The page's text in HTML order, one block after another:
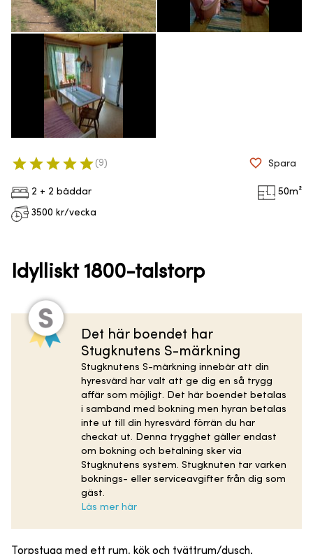
2 + 2 bäddar 50m²
3500 kr/vecka
( 9 ) Spara
Idylliskt 1800-talstorp
Det här boendet har
Stugknutens S-märkning
Stugknutens S-märkning innebär att din
hyresvärd har valt att ge dig en så trygg
affär som möjligt. Det här boendet betalas
i samband med bokning men hyran betalas
inte ut till din hyresvärd förrän du har
checkat ut. Denna trygghet gäller endast
om bokning och betalning sker via
Stugknutens system. Stugknuten tar varken
boknings- eller serviceavgifter från dig som
gäst.
Läs mer här
Torpstuga med ett rum, kök och tvättrum/dusch.